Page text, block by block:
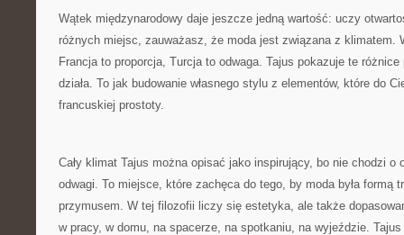
Wątek międzynarodowy daje jeszcze jedną wartość: uczy
różnych miejsc, zauważasz, że moda jest związana z klimatem.
Francja to proporcja, Turcja to odwaga. Tajus pokazuje te
działa. To jak budowanie własnego stylu z elementów, które do
francuskiej prostoty.
Cały klimat Tajus można opisać jako inspirujący, bo nie chodzi o
odwagi. To miejsce, które zachęca do tego, by moda była formą
przymusem. W tej filozofii liczy się estetyka, ale także
w pracy, w domu, na spacerze, na spotkaniu, na wyjeździe.